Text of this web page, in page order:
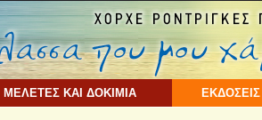
ΜΕΛΕΤΕΣ ΚΑΙ ΔΟΚΙΜΙΑ